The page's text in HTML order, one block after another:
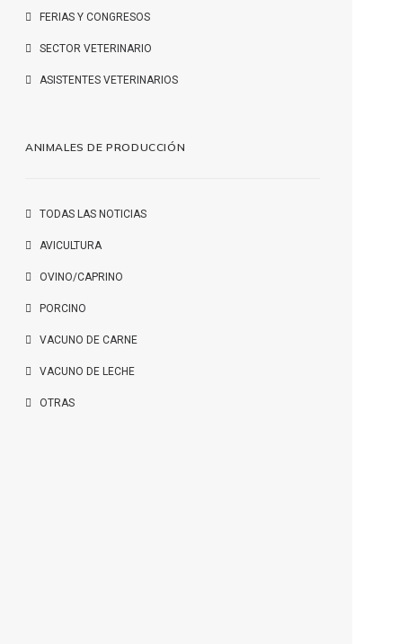
FERIAS Y CONGRESOS
SECTOR VETERINARIO
ASISTENTES VETERINARIOS
ANIMALES DE PRODUCCIÓN
TODAS LAS NOTICIAS
AVICULTURA
OVINO/CAPRINO
PORCINO
VACUNO DE CARNE
VACUNO DE LECHE
OTRAS